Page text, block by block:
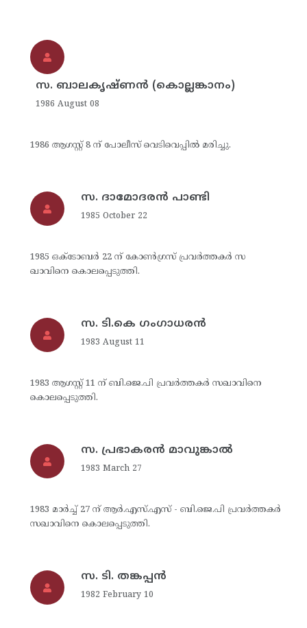
സ. ബാലകൃഷ്ണന്‍ (കൊല്ലങ്കാനം)
1986 August 08
1986 ആഗസ്റ്റ് 8 ന് പോലീസ് വെടിവെപ്പില്‍ മരിച്ചു.
സ. ദാമോദരന്‍ പാണ്ടി
1985 October 22
1985 ഒക്‌ടോബര്‍ 22 ന് കോണ്‍ഗ്രസ് പ്രവര്‍ത്തകര്‍ സ
ഖാവിനെ കൊലപ്പെടുത്തി.
സ. ടി.കെ ഗംഗാധരന്‍
1983 August 11
1983 ആഗസ്റ്റ് 11 ന് ബി.ജെ.പി പ്രവര്‍ത്തകര്‍ സഖാവിനെ
കൊലപ്പെടുത്തി.
സ. പ്രഭാകരന്‍ മാവുങ്കാല്‍
1983 March 27
1983 മാര്‍ച്ച് 27 ന് ആര്‍.എസ്.എസ് - ബി.ജെ.പി പ്രവര്‍ത്തകര്‍
സഖാവിനെ കൊലപ്പെടുത്തി.
സ. ടി. തങ്കപ്പന്‍
1982 February 10